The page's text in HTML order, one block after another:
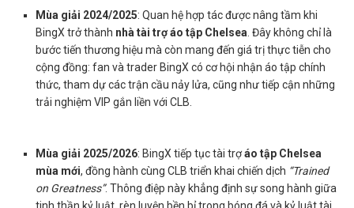
Mùa giải 2024/2025: Quan hệ hợp tác được nâng tầm khi
BingX trở thành nhà tài trợ áo tập Chelsea. Đây không chỉ là
bước tiến thương hiệu mà còn mang đến giá trị thực tiễn cho
cộng đồng: fan và trader BingX có cơ hội nhận áo tập chính
thức, tham dự các trận cầu nảy lửa, cũng như tiếp cận những
trải nghiệm VIP gắn liền với CLB.
Mùa giải 2025/2026: BingX tiếp tục tài trợáo tập Chelsea
mùa mới, đồng hành cùng CLB triển khai chiến dịch “Trained
on Greatness”. Thông điệp này khẳng định sự song hành giữa